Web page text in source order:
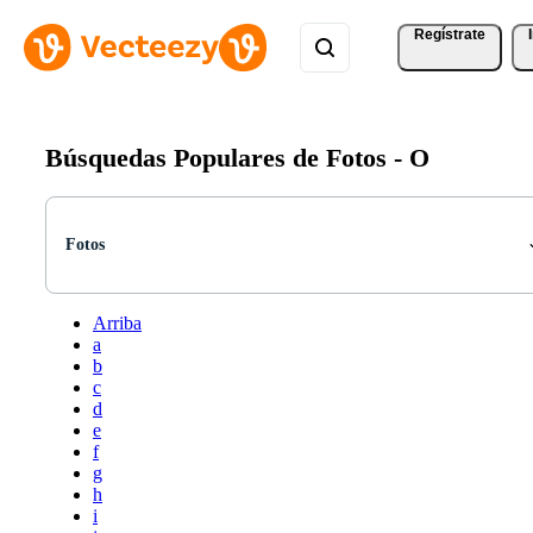
Regístrate
Búsquedas Populares de Fotos - O
Fotos
Arriba
a
b
c
d
e
f
g
h
i